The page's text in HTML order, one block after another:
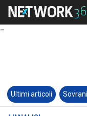
Ultimi articoli